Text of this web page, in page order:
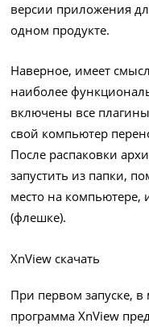
версии приложения
одном продукте.
Наверное, имеет
наиболее
включены все
свой компьютер
После распаковки
запустить из папки,
место на компьютере,
(флешке).
XnView скачать
При первом запуске,
программа XnView